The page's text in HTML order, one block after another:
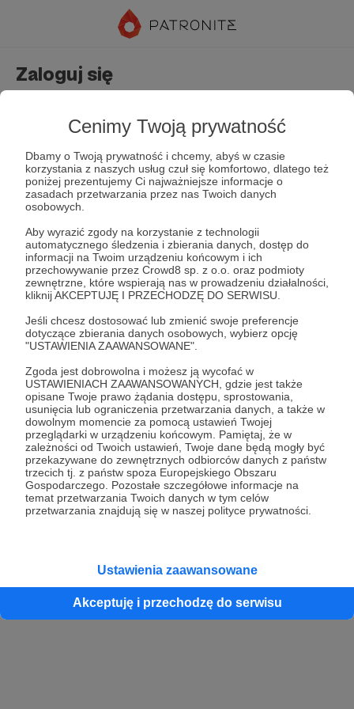
Cenimy Twoją prywatność
Dbamy o Twoją prywatność i chcemy, abyś w czasie
korzystania z naszych usług czuł się komfortowo, dlatego też
poniżej prezentujemy Ci najważniejsze informacje o
zasadach przetwarzania przez nas Twoich danych
osobowych.
Aby wyrazić zgody na korzystanie z technologii
automatycznego śledzenia i zbierania danych, dostęp do
informacji na Twoim urządzeniu końcowym i ich
przechowywanie przez Crowd8 sp. z o.o. oraz podmioty
zewnętrzne, które wspierają nas w prowadzeniu działalności,
kliknij AKCEPTUJĘ I PRZECHODZĘ DO SERWISU.
Jeśli chcesz dostosować lub zmienić swoje preferencje
dotyczące zbierania danych osobowych, wybierz opcję
"USTAWIENIA ZAAWANSOWANE".
Zgoda jest dobrowolna i możesz ją wycofać w
USTAWIENIACH ZAAWANSOWANYCH, gdzie jest także
opisane Twoje prawo żądania dostępu, sprostowania,
usunięcia lub ograniczenia przetwarzania danych, a także w
dowolnym momencie za pomocą ustawień Twojej
przeglądarki w urządzeniu końcowym. Pamiętaj, że w
zależności od Twoich ustawień, Twoje dane będą mogły być
przekazywane do zewnętrznych odbiorców danych z państw
trzecich tj. z państw spoza Europejskiego Obszaru
Gospodarczego. Pozostałe szczegółowe informacje na
temat przetwarzania Twoich danych w tym celów
przetwarzania znajdują się w naszej polityce prywatności.
Ustawienia zaawansowane
Akceptuję i przechodzę do serwisu
Zaloguj się
Zapamiętaj mnie Zapomniałeś hasła?
Zaloguj
lub
Kontynuuj z Google
Kontynuuj z Facebook
Kontynuuj z Apple
konta przez osobę niepełnoletnią” dostępny w regulaminie Patronite.pl